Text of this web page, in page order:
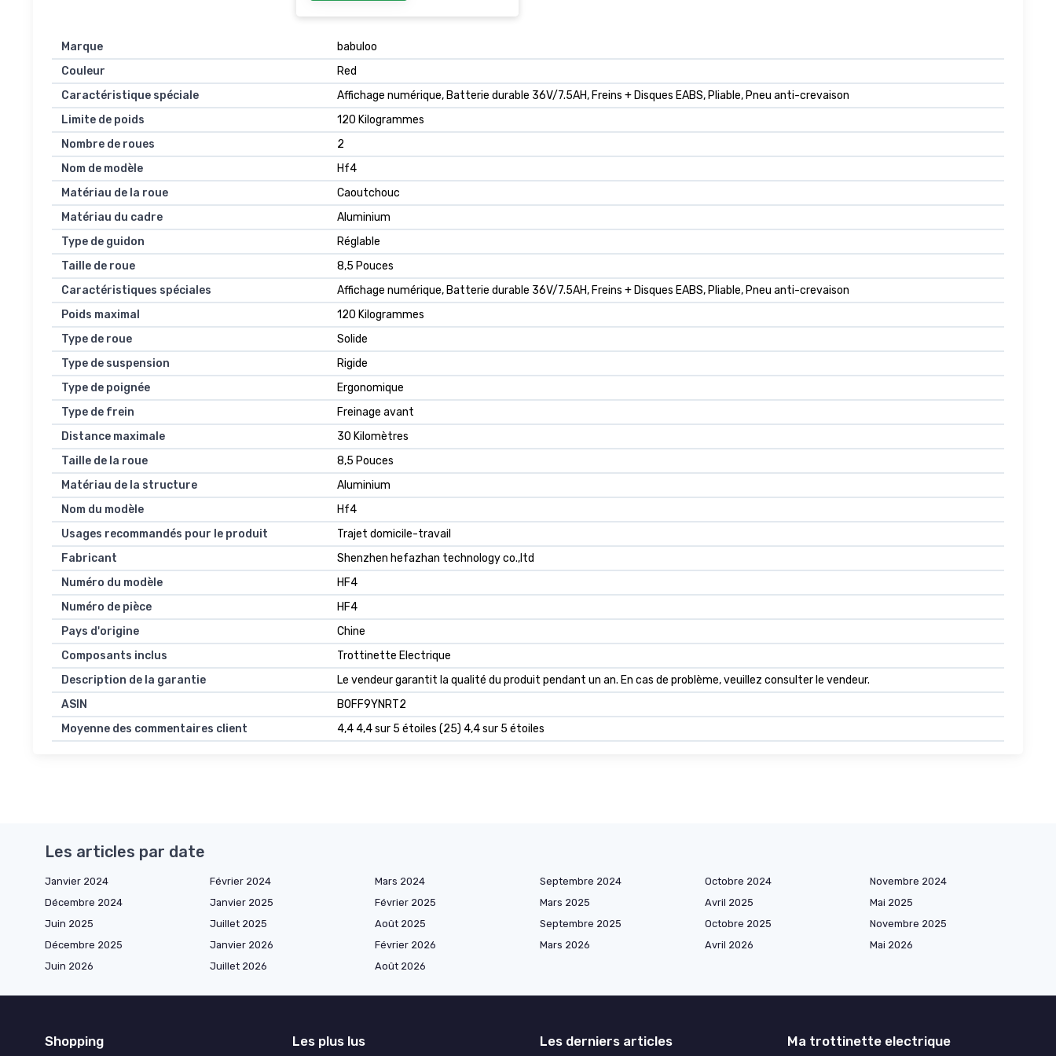
Marque
babuloo
Couleur
Red
Caractéristique spéciale
Affichage numérique, Batterie durable 36V/7.5AH, Freins + Disques EABS, Pliable, Pneu anti-crevaison
Limite de poids
120 Kilogrammes
Nombre de roues
2
Nom de modèle
Hf4
Matériau de la roue
Caoutchouc
Matériau du cadre
Aluminium
Type de guidon
Réglable
Taille de roue
8,5 Pouces
Caractéristiques spéciales
Affichage numérique, Batterie durable 36V/7.5AH, Freins + Disques EABS, Pliable, Pneu anti-crevaison
Poids maximal
120 Kilogrammes
Type de roue
Solide
Type de suspension
Rigide
Type de poignée
Ergonomique
Type de frein
Freinage avant
Distance maximale
30 Kilomètres
Taille de la roue
8,5 Pouces
Matériau de la structure
Aluminium
Nom du modèle
Hf4
Usages recommandés pour le produit
Trajet domicile-travail
Fabricant
Shenzhen hefazhan technology co.,ltd
Numéro du modèle
HF4
Numéro de pièce
HF4
Pays d'origine
Chine
Composants inclus
Trottinette Electrique
Description de la garantie
Le vendeur garantit la qualité du produit pendant un an. En cas de problème, veuillez consulter le vendeur.
ASIN
B0FF9YNRT2
Moyenne des commentaires client
4,4 4,4 sur 5 étoiles (25) 4,4 sur 5 étoiles
Les articles par date
Janvier 2024 Février 2024 Mars 2024 Septembre 2024 Octobre 2024
Novembre 2024
Décembre 2024
Janvier 2025 Février 2025 Mars 2025 Avril 2025
Mai 2025
Juin 2025
Juillet 2025 Août 2025 Septembre 2025 Octobre 2025
Novembre 2025
Décembre 2025
Janvier 2026 Février 2026 Mars 2026 Avril 2026
Mai 2026
Juin 2026
Juillet 2026 Août 2026
Shopping Les plus lus Les derniers articles Ma trottinette electrique